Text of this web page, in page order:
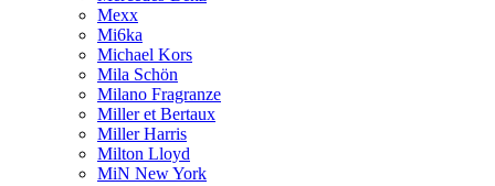
Mexx
Mi6ka
Michael Kors
Mila Schön
Milano Fragranze
Miller et Bertaux
Miller Harris
Milton Lloyd
MiN New York